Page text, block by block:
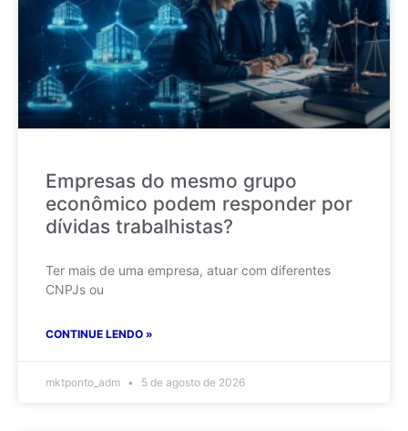
Empresas do mesmo grupo
econômico podem responder por
dívidas trabalhistas?
Ter mais de uma empresa, atuar com diferentes
CNPJs ou
CONTINUE LENDO »
mktponto_adm 5 de agosto de 2026